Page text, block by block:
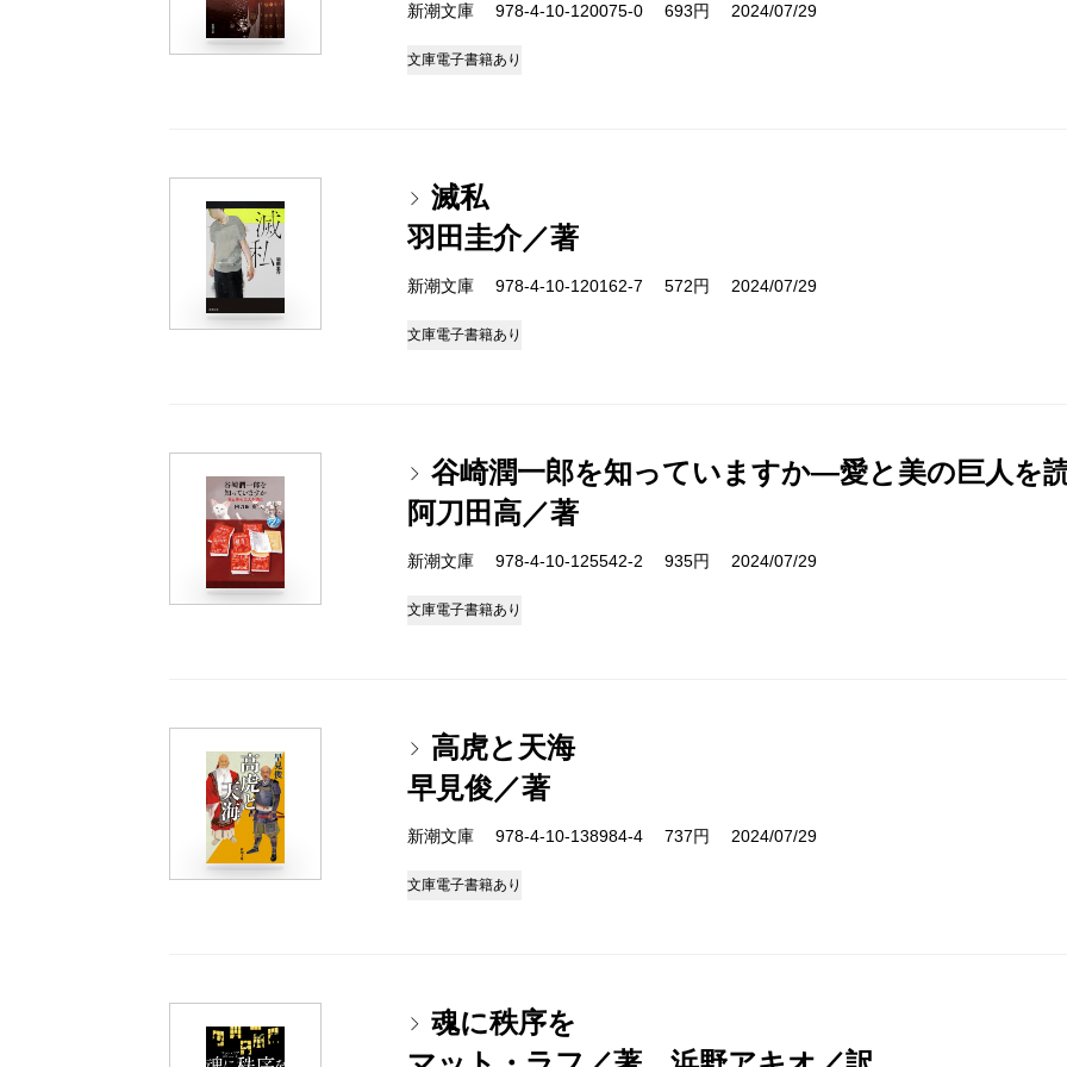
新潮文庫 978-4-10-120075-0 693円 2024/07/29
文庫電子書籍あり
滅私
羽田圭介／著
新潮文庫 978-4-10-120162-7 572円 2024/07/29
文庫電子書籍あり
谷崎潤一郎を知っていますか―愛と美の巨人を
阿刀田高／著
新潮文庫 978-4-10-125542-2 935円 2024/07/29
文庫電子書籍あり
高虎と天海
早見俊／著
新潮文庫 978-4-10-138984-4 737円 2024/07/29
文庫電子書籍あり
魂に秩序を